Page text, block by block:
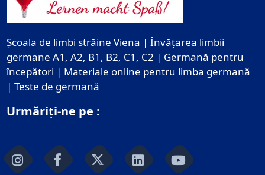
Școala de limbi străine Viena | Învățarea limbii
germane A1, A2, B1, B2, C1, C2 | Germană pentru
începători | Materiale online pentru limba germană
| Teste de germană
Urmăriți-ne pe :